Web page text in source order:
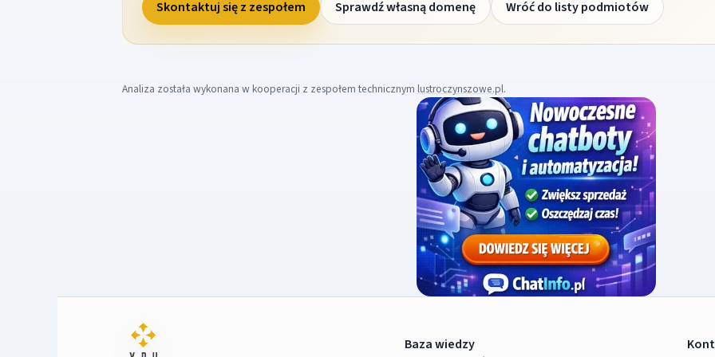
Skontaktuj się z zespołem Sprawdź własną domenę Wróć do listy podmiotów
Analiza została wykonana w kooperacji z zespołem technicznym lustroczynszowe.pl.
Baza wiedzy